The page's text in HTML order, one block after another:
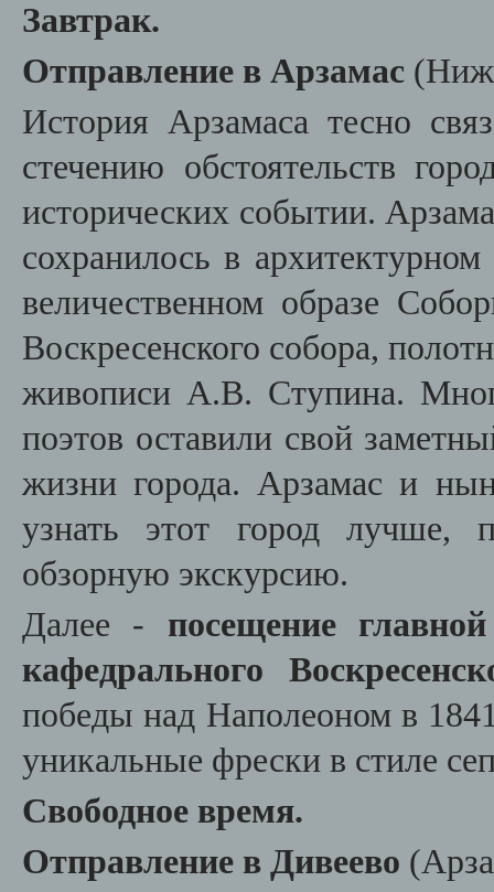
Завтрак.
Отправление в Арзамас
История Арзамаса тесно
стечению обстоятельств
исторических событии.
сохранилось в
величественном образе
Воскресенского собора,
живописи А.В. Ступина.
поэтов оставили свой
жизни города. Арзамас и
узнать этот город лучше,
обзорную экскурсию.
Далее - посещение
кафедрального
победы над Наполеоном в
уникальные фрески в стиле
Свободное время.
Отправление в Дивеево